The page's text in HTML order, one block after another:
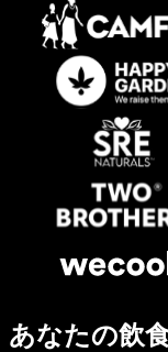
あなたの飲